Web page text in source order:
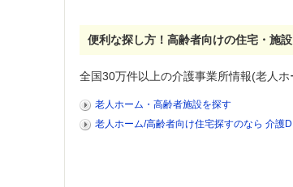
便利な探し方！高齢者向けの住宅・施
全国30万件以上の介護事業所情報(老人
老人ホーム・高齢者施設を探す
老人ホーム/高齢者向け住宅探すのなら 介護